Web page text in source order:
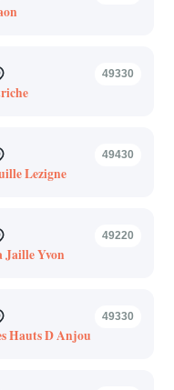
49330
49430
Lezigne
49220
Jaille Yvon
49330
Hauts D Anjou